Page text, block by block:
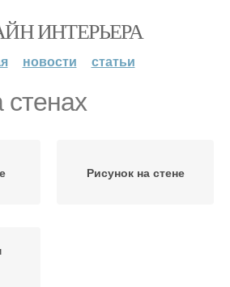
ИНТЕРЬЕРА
новости статьи
стенах
Рисунок на стене